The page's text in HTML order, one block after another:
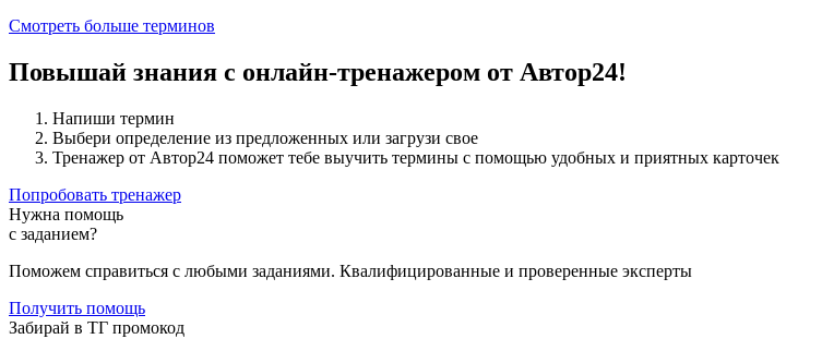
Смотреть больше терминов
Повышай знания с онлайн-тренажером от Автор24!
Напиши термин
Выбери определение из предложенных или загрузи свое
Тренажер от Автор24 поможет тебе выучить термины с помощью удобных и приятных карточек
Попробовать тренажер
Нужна помощь
с заданием?
Поможем справиться с любыми заданиями. Квалифицированные и проверенные эксперты
Получить помощь
Забирай в ТГ промокод